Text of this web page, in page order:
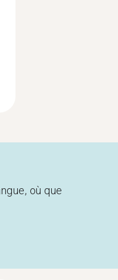
où que